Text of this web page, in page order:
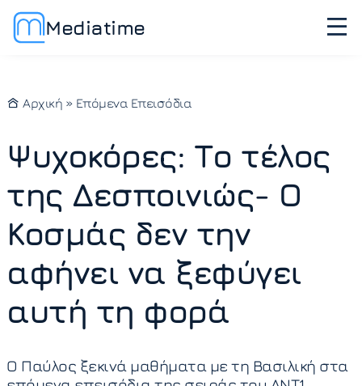
Mediatime
Αρχική » Επόμενα Επεισόδια
Ψυχοκόρες: Το τέλος
της Δεσποινιώς- Ο
Κοσμάς δεν την
αφήνει να ξεφύγει
αυτή τη φορά
Ο Παύλος ξεκινά μαθήματα με τη Βασιλική στα